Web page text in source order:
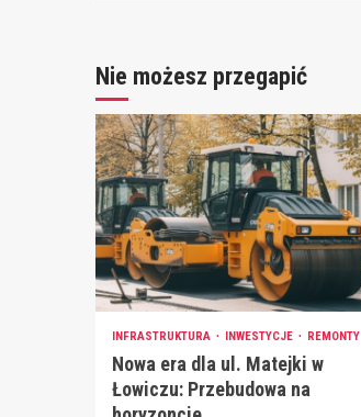
Nie możesz przegapić
INFRASTRUKTURA INWESTYCJE REMONTY
Nowa era dla ul. Matejki w
Łowiczu: Przebudowa na